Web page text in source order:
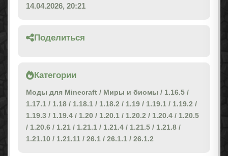
14.04.2026, 20:21
Поделиться
Категории
Моды для Minecraft / Миры и биомы / 1.16.5 /
1.17.1 / 1.18 / 1.18.1 / 1.18.2 / 1.19 / 1.19.1 / 1.19.2 /
1.19.3 / 1.19.4 / 1.20 / 1.20.1 / 1.20.2 / 1.20.4 / 1.20.5
/ 1.20.6 / 1.21 / 1.21.1 / 1.21.4 / 1.21.5 / 1.21.8 /
1.21.10 / 1.21.11 / 26.1 / 26.1.1 / 26.1.2